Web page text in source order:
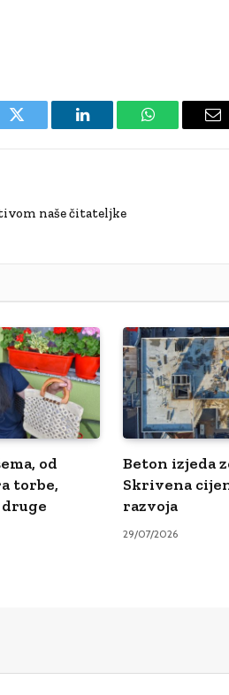
Twitter LinkedIn WhatsApp
naše čitateljke
od
torbe,
Beton izjeda
Skrivena
razvoja
29/07/2026